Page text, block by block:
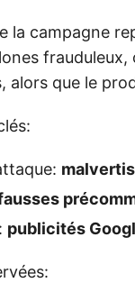
la campagne
frauduleux,
alors que le
publicités